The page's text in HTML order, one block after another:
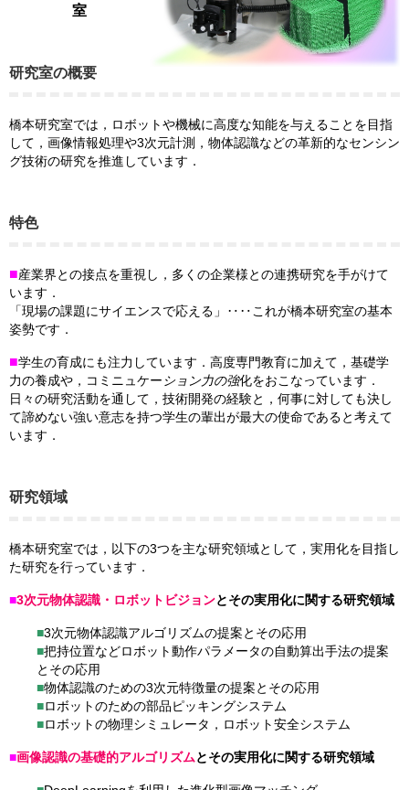
室
研究室の概要
橋本研究室では，ロボットや機械に高度な知能を与えることを目指
して，画像情報処理や3次元計測，物体認識などの革新的なセンシン
グ技術の研究を推進しています．
特色
■産業界との接点を重視し，多くの企業様との連携研究を手がけて
います．
「現場の課題にサイエンスで応える」‥‥これが橋本研究室の基本
姿勢です．
■学生の育成にも注力しています．高度専門教育に加えて，基礎学
力の養成や，コミニュケー ション力の強化をおこなっています．
日々の研究活動を通して，技術開発の経験と，何事に対しても決し
て諦めない強い意志を持つ学生の輩出が最大の使命であると考えて
います．
研究領域
橋本研究室では，以下の3つを主な研究領域として，実用化を目指し
た研究を行っています．
■3次元物体認識・ロボットビジョンとその実用化に関する研究領域
■3次元物体認識アルゴリズムの提案とその応用
■把持位置などロボット動作パラメータの自動算出手法の提案
とその応用
■物体認識のための3次元特徴量の提案とその応用
■ロボットのための部品ピッキングシステム
■ロボットの物理シミュレータ，ロボット安全システム
■画像認識の基礎的アルゴリズムとその実用化に関する研究領域